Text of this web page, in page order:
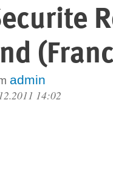
admin
14:02